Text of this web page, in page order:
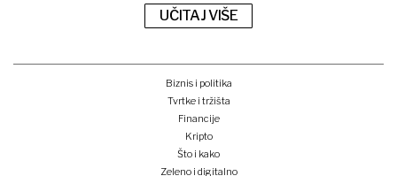
UČITAJ VIŠE
Biznis i politika
Tvrtke i tržišta
Financije
Kripto
Što i kako
Zeleno i digitalno